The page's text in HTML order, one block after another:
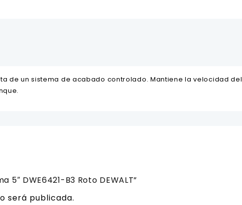
de un sistema de acabado controlado. Mantiene la velocidad del
DWE6421-B3 Roto DEWALT”
será publicada.